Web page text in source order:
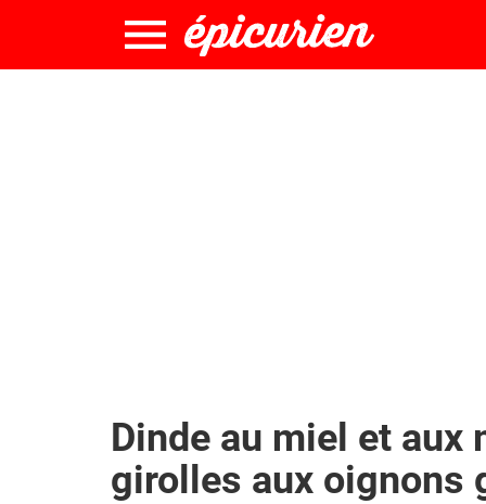
Dinde au miel et aux
girolles aux oignons